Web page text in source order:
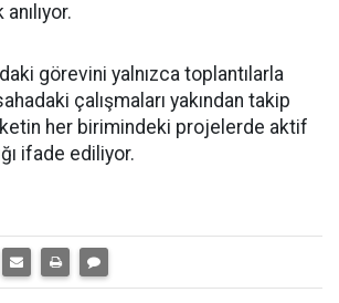
görevini yalnızca toplantılarla
çalışmaları yakından takip
her birimindeki projelerde aktif
ifade ediliyor.